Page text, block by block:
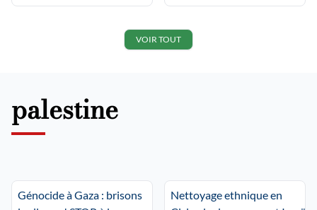
français·es sont rentrés à Paris le
vendredi 22 mai 2026. Détenu·es
VOIR TOUT
palestine
Génocide à Gaza : brisons
Nettoyage ethnique en